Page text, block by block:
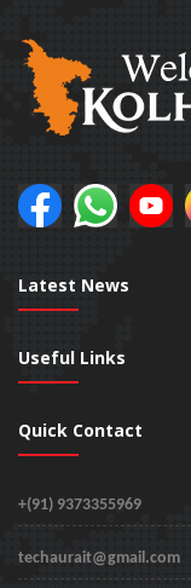
Latest News
Useful Links
Quick Contact
+(91) 9373355969
techaurait@gmail.com